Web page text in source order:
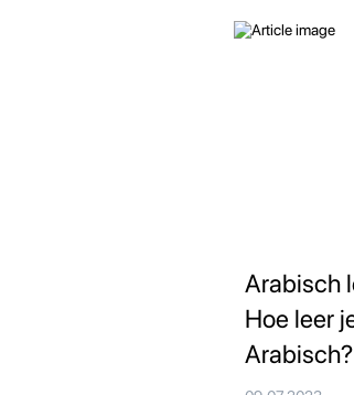
Arabisch
Hoe leer
Arabisch?